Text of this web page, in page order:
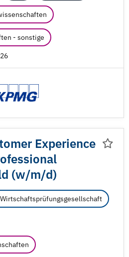
- sonstige
Experience
(w/m/d)
Wirtschaftsprüfungsgesellschaft